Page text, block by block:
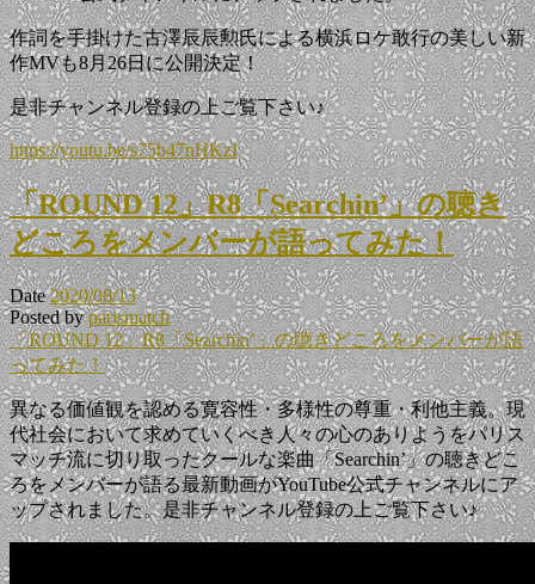
作詞を手掛けた古澤辰辰勲氏による横浜ロケ敢行の美しい新
作MVも8月26日に公開決定！
是非チャンネル登録の上ご覧下さい♪
https://youtu.be/s75b47nHKzI
「ROUND 12」R8「Searchin’」の聴き
どころをメンバーが語ってみた！
Date2020/08/13
Posted byparismatch
「ROUND 12」R8「Searchin’」の聴きどころをメンバーが語
ってみた！
異なる価値観を認める寛容性・多様性の尊重・利他主義。現
代社会において求めていくべき人々の心のありようをパリス
マッチ流に切り取ったクールな楽曲「Searchin’」の聴きどこ
ろをメンバーが語る最新動画がYouTube公式チャンネルにア
ップされました。是非チャンネル登録の上ご覧下さい♪